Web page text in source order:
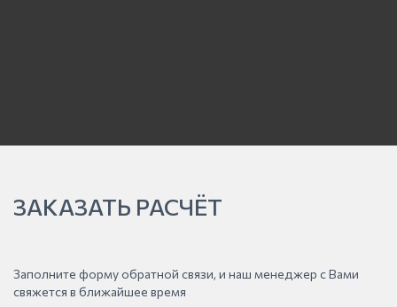
ЗАКАЗАТЬ РАСЧЁТ
Заполните форму обратной связи, и наш менеджер с Вами
свяжется в ближайшее время